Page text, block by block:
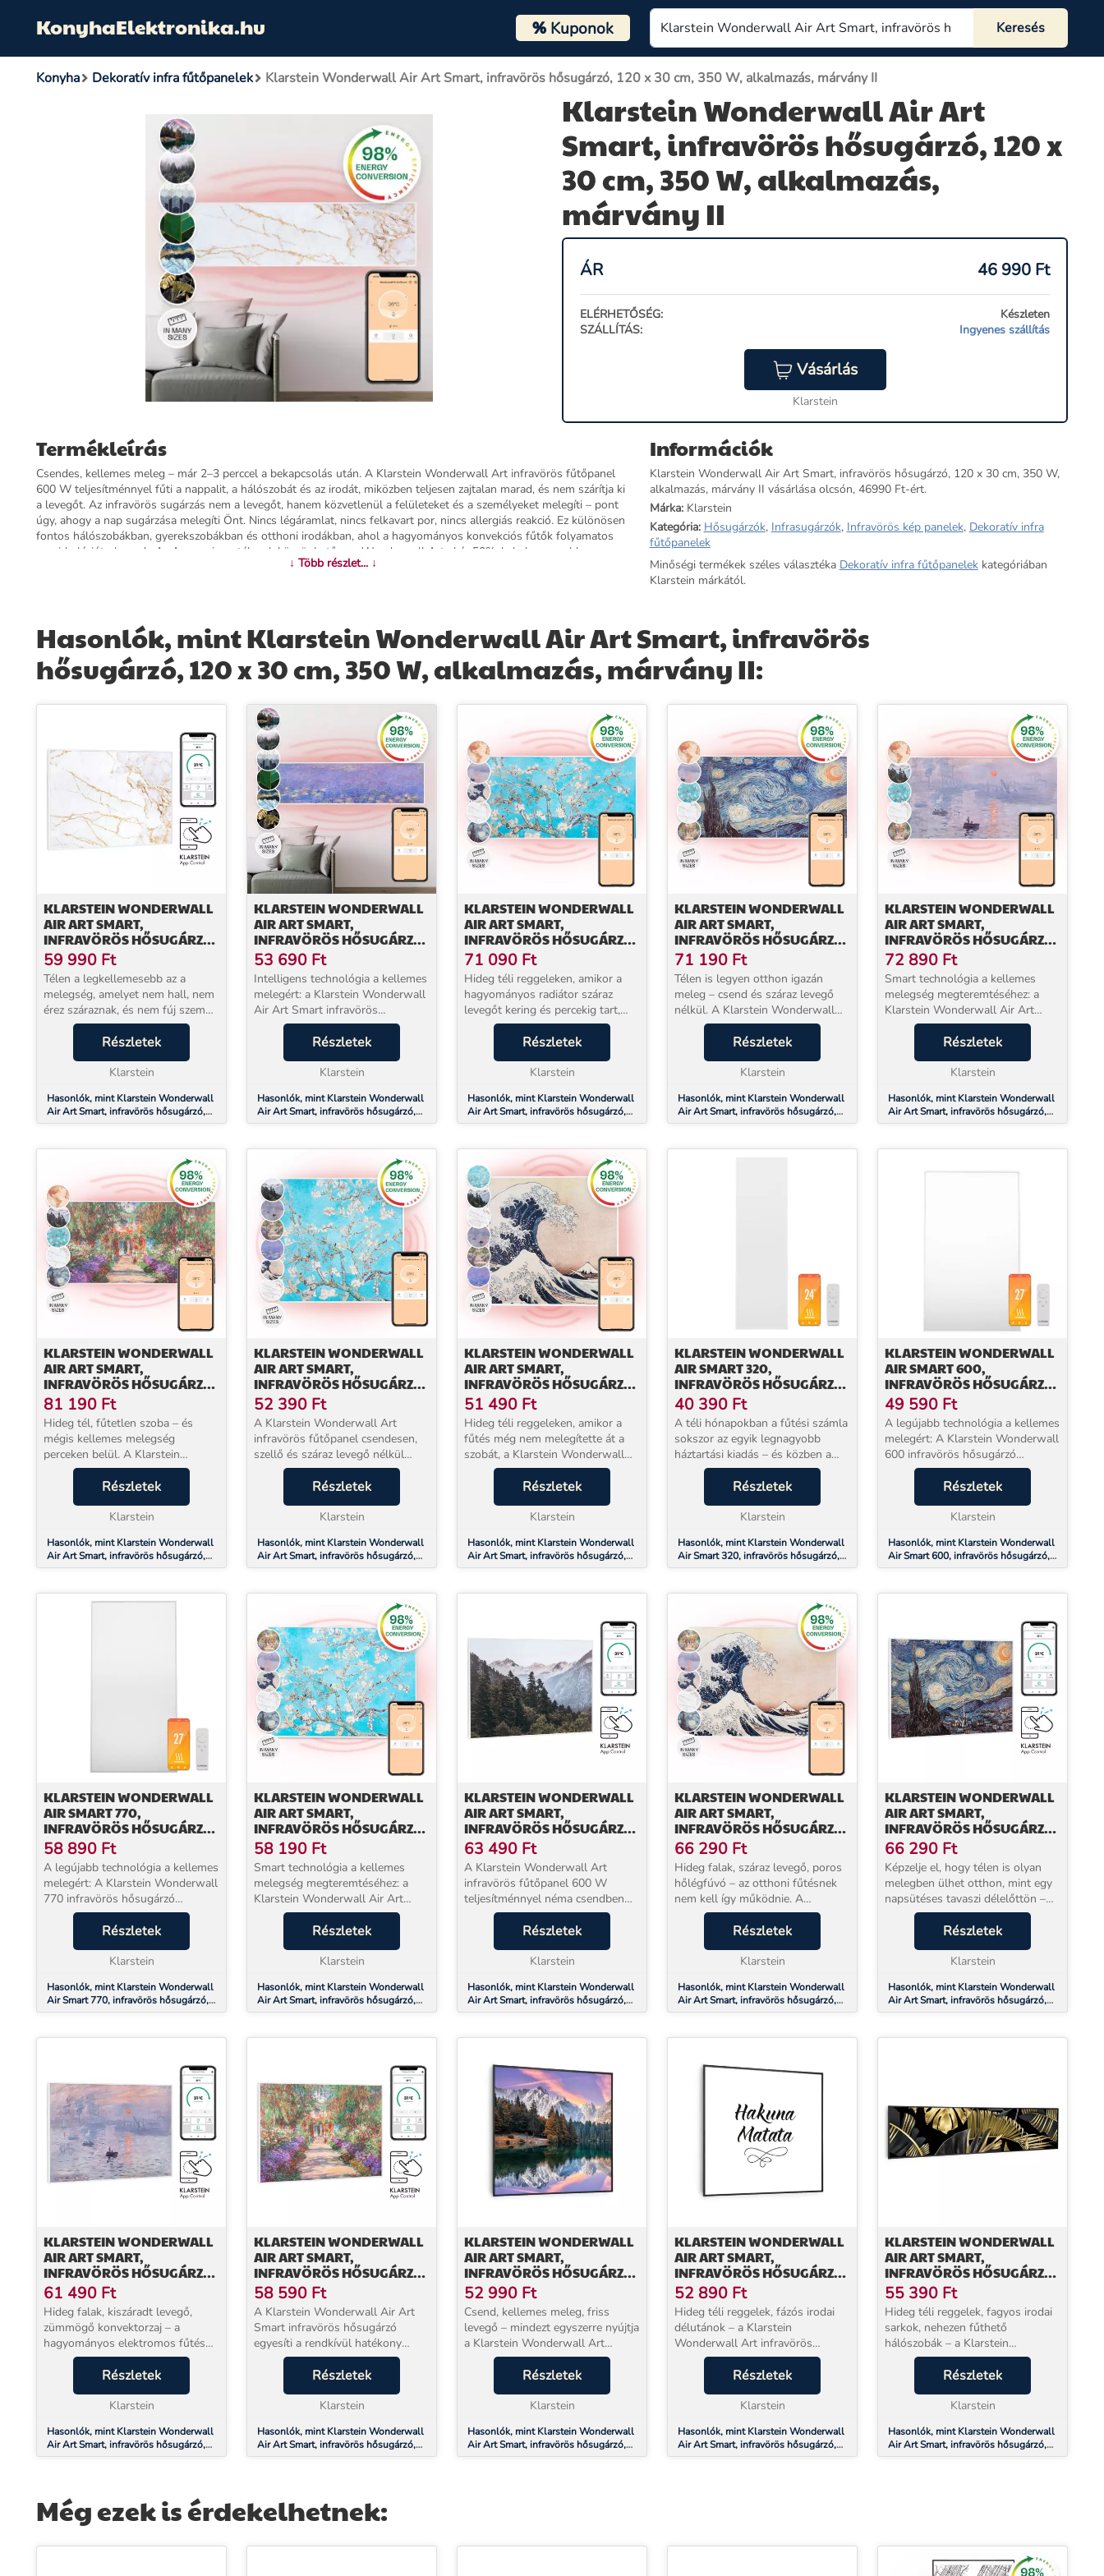
KonyhaElektronika.hu %Kuponok
Konyha Dekoratív infra fűtőpanelek Klarstein Wonderwall Air Art Smart, infravörös hősugárzó, 120 x 30 cm, 350 W, alkalmazás, márvány II
Klarstein Wonderwall Air Art
Smart, infravörös hősugárzó, 120 x
30 cm, 350 W, alkalmazás,
márvány II
ÁR 46 990 Ft
ELÉRHETŐSÉG:
Készleten
SZÁLLÍTÁS:
Ingyenes szállítás
Vásárlás
Klarstein
Termékleírás
Csendes, kellemes meleg – már 2–3 perccel a bekapcsolás után. A Klarstein Wonderwall Art infravörös fűtőpanel
600 W teljesítménnyel fűti a nappalit, a hálószobát és az irodát, miközben teljesen zajtalan marad, és nem szárítja ki
a levegőt. Az infravörös sugárzás nem a levegőt, hanem közvetlenül a felületeket és a személyeket melegíti – pont
úgy, ahogy a nap sugárzása melegíti Önt. Nincs légáramlat, nincs felkavart por, nincs allergiás reakció. Ez különösen
fontos hálószobákban, gyerekszobákban és otthoni irodákban, ahol a hagyományos konvekciós fűtők folyamatos
porcirkulációt okoznak. Az A energiaosztálynak köszönhetően a Wonderwall Art akár 50%-kal alacsonyabb
üzemeltetési költséggel jár, mint a hagyományos elektromos fűtők. A készülék strapabíró alumíniumházát minőségi
A termosztát, a programozható időzítő és a túlhőmérséklet elleni automatikus lekapcsolás kényelmes és
biztonságos működést garantál. A készülék CE-tanúsítvánnyal rendelkezik és megfelel az EU biztonsági
előírásainak. Csatlakoztatás: 220–240 V, 50/60 Hz. Garancia: 3 év. Rendelje meg a Klarstein Wonderwall Art
fűtőpanelt, és élvezze az energiatakarékos infravörös meleget az otthonában.
↓ Több részlet... ↓
Információk
Klarstein Wonderwall Air Art Smart, infravörös hősugárzó, 120 x 30 cm, 350 W,
alkalmazás, márvány II vásárlása olcsón, 46990 Ft-ért.
Márka:Klarstein
Kategória: Hősugárzók, Infrasugárzók, Infravörös kép panelek, Dekoratív infra
fűtőpanelek
Minőségi termékek széles választéka Dekoratív infra fűtőpanelekkategóriában
Klarstein márkától.
Hasonlók, mint Klarstein Wonderwall Air Art Smart, infravörös
hősugárzó, 120 x 30 cm, 350 W, alkalmazás, márvány II:
KLARSTEIN WONDERWALL
AIR ART SMART,
INFRAVÖRÖS HŐSUGÁRZÓ,
80 X 60 CM, 500 W,
MÁRVÁNY
59 990 Ft
Télen a legkellemesebb az a
melegség, amelyet nem hall, nem
érez száraznak, és nem fúj szembe
porral – a Klarstein Wonderwall
Art infravörös fűtőpanel pontosan
ezt nyújtja. 600 W teljesítménnyel
Részletek
Klarstein
Hasonlók, mint Klarstein Wonderwall
Air Art Smart, infravörös hősugárzó,
80 x 60 cm, 500 W, márvány
KLARSTEIN WONDERWALL
AIR ART SMART,
INFRAVÖRÖS HŐSUGÁRZÓ,
120 X 30 CM, 350 W,
ALKALMAZÁS, TAVIRÓZSÁK
53 690 Ft
Intelligens technológia a kellemes
melegért: a Klarstein Wonderwall
Air Art Smart infravörös
hősugárzó nagyon hatékonyan
melegít kellemes infravörös hővel,
és minden helyiség dekoratív
középpontjává v...
Részletek
Klarstein
Hasonlók, mint Klarstein Wonderwall
Air Art Smart, infravörös hősugárzó,
120 x 30 cm, 350 W, alkalmazás,
KLARSTEIN WONDERWALL
AIR ART SMART,
INFRAVÖRÖS HŐSUGÁRZÓ,
120 X 60 CM, 700 W,
ALKALMAZÁS,
MANDULAVIRÁG
71 090 Ft
Hideg téli reggeleken, amikor a
hagyományos radiátor száraz
levegőt kering és percekig tart,
mire a szoba felmelegszik – a
Klarstein Wonderwall Art infrared
fűtőpanel más megközelítést
kínál. A 700 W ...
Részletek
Klarstein
Hasonlók, mint Klarstein Wonderwall
Air Art Smart, infravörös hősugárzó,
120 x 60 cm, 700 W, alkalmazás,
KLARSTEIN WONDERWALL
AIR ART SMART,
INFRAVÖRÖS HŐSUGÁRZÓ,
120 X 60 CM, 700 W,
ALKALMAZÁS, CSILLAGOK
71 190 Ft
Télen is legyen otthon igazán
meleg – csend és száraz levegő
nélkül. A Klarstein Wonderwall
Art infravörös fűtőpanel 600 W
teljesítménnyel már 2–3 percen
belül érezhetően melegíti a
helyiséget, anélkü...
Részletek
Klarstein
Hasonlók, mint Klarstein Wonderwall
Air Art Smart, infravörös hősugárzó,
120 x 60 cm, 700 W, alkalmazás,
KLARSTEIN WONDERWALL
AIR ART SMART,
INFRAVÖRÖS HŐSUGÁRZÓ,
120 X 60 CM, 700 W,
ALKALMAZÁS,
NAPFELKELTE
72 890 Ft
Smart technológia a kellemes
melegség megteremtéséhez: a
Klarstein Wonderwall Air Art
Smart infravörös fűtőtest nagyon
hatékonyan és helytakarékosan
hoz meleget bármely helyiségbe,
ugyanakkor nyomott...
Részletek
Klarstein
Hasonlók, mint Klarstein Wonderwall
Air Art Smart, infravörös hősugárzó,
120 x 60 cm, 700 W, alkalmazás,
KLARSTEIN WONDERWALL
AIR ART SMART,
INFRAVÖRÖS HŐSUGÁRZÓ,
120 X 60 CM, 700 W,
ALKALMAZÁS, KERTI
ÖSVÉNY
81 190 Ft
Hideg tél, fűtetlen szoba – és
mégis kellemes melegség
perceken belül. A Klarstein
Wonderwall Art infravörös
fűtőpanel 600 W teljesítménnyel
közvetlenül Önt és a felületeket
melegíti, nem a levegőt. S...
Részletek
Klarstein
Hasonlók, mint Klarstein Wonderwall
Air Art Smart, infravörös hősugárzó,
120 x 60 cm, 700 W, alkalmazás, kerti
KLARSTEIN WONDERWALL
AIR ART SMART,
INFRAVÖRÖS HŐSUGÁRZÓ,
60 X 60 CM, 350 W,
ALKALMAZÁS, MANDULA
VIRÁG
52 390 Ft
A Klarstein Wonderwall Art
infravörös fűtőpanel csendesen,
szellő és száraz levegő nélkül
melegíti fel otthonát – 600 W
teljesítménnyel már 2–3 percen
belül kellemes hőérzet alakul ki,
előfűtési idő n...
Részletek
Klarstein
Hasonlók, mint Klarstein Wonderwall
Air Art Smart, infravörös hősugárzó,
60 x 60 cm, 350 W, alkalmazás,
KLARSTEIN WONDERWALL
AIR ART SMART,
INFRAVÖRÖS HŐSUGÁRZÓ,
60 X 60 CM, 350 W,
ALKALMAZÁS, HULLÁM
51 490 Ft
Hideg téli reggeleken, amikor a
fűtés még nem melegítette át a
szobát, a Klarstein Wonderwall
Art infravörös fűtőpanel
mindössze 2–3 perc alatt kellemes
meleget hoz – csendben,
légmozgás nélkül, anélk...
Részletek
Klarstein
Hasonlók, mint Klarstein Wonderwall
Air Art Smart, infravörös hősugárzó,
60 x 60 cm, 350 W, alkalmazás,
KLARSTEIN WONDERWALL
AIR SMART 320,
INFRAVÖRÖS HŐSUGÁRZÓ,
30 X 100 CM, 320 W,
ALKALMAZÁS
40 390 Ft
A téli hónapokban a fűtési számla
sokszor az egyik legnagyobb
háztartási kiadás – és közben a
hagyományos elektromos fűtők
porfelkavarodással, zajjal és
hosszú felmelegedési idővel
keserítik meg a min...
Részletek
Klarstein
Hasonlók, mint Klarstein Wonderwall
Air Smart 320, infravörös hősugárzó,
30 x 100 cm, 320 W, alkalmazás
KLARSTEIN WONDERWALL
AIR SMART 600,
INFRAVÖRÖS HŐSUGÁRZÓ,
60 X 100 CM, 600 W,
ALKALMAZÁS
49 590 Ft
A legújabb technológia a kellemes
melegért: A Klarstein Wonderwall
600 infravörös hősugárzó
rendkívül hatékony és
helytakarékos módon kellemes
meleget hoz bármely helyiségbe.A
Wonderwall infravörös h...
Részletek
Klarstein
Hasonlók, mint Klarstein Wonderwall
Air Smart 600, infravörös hősugárzó,
60 x 100 cm, 600 W, alkalmazás
KLARSTEIN WONDERWALL
AIR SMART 770,
INFRAVÖRÖS HŐSUGÁRZÓ,
60 X 120 CM, 770 W,
ALKALMAZÁS
58 890 Ft
A legújabb technológia a kellemes
melegért: A Klarstein Wonderwall
770 infravörös hősugárzó
rendkívül hatékony és
helytakarékos módon kellemes
meleget hoz bármely helyiségbe.A
Wonderwall infravörös h...
Részletek
Klarstein
Hasonlók, mint Klarstein Wonderwall
Air Smart 770, infravörös hősugárzó,
60 x 120 cm, 770 W, alkalmazás
KLARSTEIN WONDERWALL
AIR ART SMART,
INFRAVÖRÖS HŐSUGÁRZÓ,
80 X 60 CM, 500 W,
VIRÁGOK
58 190 Ft
Smart technológia a kellemes
melegség megteremtéséhez: a
Klarstein Wonderwall Air Art
Smart infravörös fűtőtest nagyon
hatékonyan és helytakarékosan
hoz meleget bármely helyiségbe,
ugyanakkor nyomott...
Részletek
Klarstein
Hasonlók, mint Klarstein Wonderwall
Air Art Smart, infravörös hősugárzó,
80 x 60 cm, 500 W, virágok
KLARSTEIN WONDERWALL
AIR ART SMART,
INFRAVÖRÖS HŐSUGÁRZÓ,
80 X 60 CM, 500 W, FALI,
HEGY
63 490 Ft
A Klarstein Wonderwall Art
infravörös fűtőpanel 600 W
teljesítménnyel néma csendben
melegíti fel a nappalt, a
hálószobát és az irodát – már 2–3
perccel bekapcsolás után
kellemesen meleg légkört teremt...
Részletek
Klarstein
Hasonlók, mint Klarstein Wonderwall
Air Art Smart, infravörös hősugárzó,
80 x 60 cm, 500 W, fali, hegy
KLARSTEIN WONDERWALL
AIR ART SMART,
INFRAVÖRÖS HŐSUGÁRZÓ,
80 X 60 CM, 500 W, KÉK
HULLÁMOK
66 290 Ft
Hideg falak, száraz levegő, poros
hőlégfúvó – az otthoni fűtésnek
nem kell így működnie. A
Klarstein Wonderwall Art
infravörös fűtőpanel 600 W
teljesítménnyel közvetlenül a
felületeket és az embereket...
Részletek
Klarstein
Hasonlók, mint Klarstein Wonderwall
Air Art Smart, infravörös hősugárzó,
80 x 60 cm, 500 W, kék hullámok
KLARSTEIN WONDERWALL
AIR ART SMART,
INFRAVÖRÖS HŐSUGÁRZÓ,
80 X 60 CM, 500 W,
CSILLAGOS ÉGBOLT
66 290 Ft
Képzelje el, hogy télen is olyan
melegben ülhet otthon, mint egy
napsütéses tavaszi délelőttön –
száraz levegő, zaj és portánc
nélkül. A Klarstein Wonderwall
Art infravörös fűtőpanel pontosan
Részletek
Klarstein
Hasonlók, mint Klarstein Wonderwall
Air Art Smart, infravörös hősugárzó,
80 x 60 cm, 500 W, csillagos égbolt
KLARSTEIN WONDERWALL
AIR ART SMART,
INFRAVÖRÖS HŐSUGÁRZÓ,
80 X 60 CM, 500 W,
NAPFELKELTE
61 490 Ft
Hideg falak, kiszáradt levegő,
zümmögő konvektorzaj – a
hagyományos elektromos fűtés
kellemetlenségei mind ismerősek.
A Klarstein Wonderwall Art
infravörös fűtőpanel 600 W
teljesítménnyel egészen másk...
Részletek
Klarstein
Hasonlók, mint Klarstein Wonderwall
Air Art Smart, infravörös hősugárzó,
80 x 60 cm, 500 W, napfelkelte
KLARSTEIN WONDERWALL
AIR ART SMART,
INFRAVÖRÖS HŐSUGÁRZÓ,
80 X 60 CM, 500 W, KERTI
ÚT
58 590 Ft
A Klarstein Wonderwall Air Art
Smart infravörös hősugárzó
egyesíti a rendkívül hatékony
fűtőteljesítményt a lenyűgöző
kialakítással és a legújabb
technológiával. Kellemes meleget,
valamint új fényt és...
Részletek
Klarstein
Hasonlók, mint Klarstein Wonderwall
Air Art Smart, infravörös hősugárzó,
80 x 60 cm, 500 W, kerti út
KLARSTEIN WONDERWALL
AIR ART SMART,
INFRAVÖRÖS HŐSUGÁRZÓ,
60 X 60 CM, 350 W, TENGER
52 990 Ft
Csend, kellemes meleg, friss
levegő – mindezt egyszerre nyújtja
a Klarstein Wonderwall Art
infravörös fűtőpanel. 600 W
teljesítménnyel, mindössze 2–3
perc alatt érezhető meleget ad,
miközben egyetlen ...
Részletek
Klarstein
Hasonlók, mint Klarstein Wonderwall
Air Art Smart, infravörös hősugárzó,
60 x 60 cm, 350 W, tenger
KLARSTEIN WONDERWALL
AIR ART SMART,
INFRAVÖRÖS HŐSUGÁRZÓ,
60 X 60 CM, 350 W, MOTTÓ
52 890 Ft
Hideg téli reggelek, fázós irodai
délutánok – a Klarstein
Wonderwall Art infravörös
fűtőpanel 2–3 percen belül
kellemesen meleg sugárzó hőt ad,
amelyet azonnal érez az ember,
nem csupán a levegő hőmér...
Részletek
Klarstein
Hasonlók, mint Klarstein Wonderwall
Air Art Smart, infravörös hősugárzó,
60 x 60 cm, 350 W, mottó
KLARSTEIN WONDERWALL
AIR ART SMART,
INFRAVÖRÖS HŐSUGÁRZÓ,
120 X 30 CM, 350 W, FEKETE
VIRÁG
55 390 Ft
Hideg téli reggelek, fagyos irodai
sarkok, nehezen fűthető
hálószobák – a Klarstein
Wonderwall Art infravörös
fűtőpanel 600 W teljesítménnyel
már 2–3 perc alatt kellemes
meleget áraszt, teljesen zajta...
Részletek
Klarstein
Hasonlók, mint Klarstein Wonderwall
Air Art Smart, infravörös hősugárzó,
120 x 30 cm, 350 W, fekete virág
Még ezek is érdekelhetnek: